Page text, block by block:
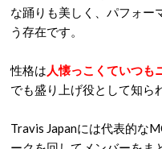
な踊りも美しく、パフォー
う存在です。
性格は 人懐っこくていつも
でも盛り上げ役として知ら
Travis Japanには代表的な